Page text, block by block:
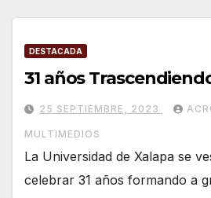
DESTACADA
31 años
25 SEPTIEMBRE, 2023
MULTIMEDIOS
La Universidad de Xalapa se
celebrar 31 años formando a